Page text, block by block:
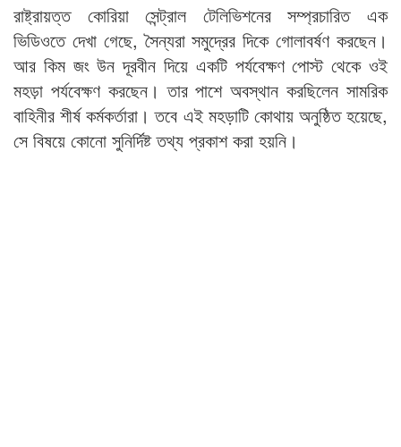
রাষ্ট্রায়ত্ত কোরিয়া সেন্ট্রাল টেলিভিশনের সম্প্রচারিত এক
ভিডিওতে দেখা গেছে, সৈন্যরা সমুদ্রের দিকে গোলাবর্ষণ করছেন।
আর কিম জং উন দূরবীন দিয়ে একটি পর্যবেক্ষণ পোস্ট থেকে ওই
মহড়া পর্যবেক্ষণ করছেন। তার পাশে অবস্থান করছিলেন সামরিক
বাহিনীর শীর্ষ কর্মকর্তারা। তবে এই মহড়াটি কোথায় অনুষ্ঠিত হয়েছে,
সে বিষয়ে কোনো সুনির্দিষ্ট তথ্য প্রকাশ করা হয়নি।